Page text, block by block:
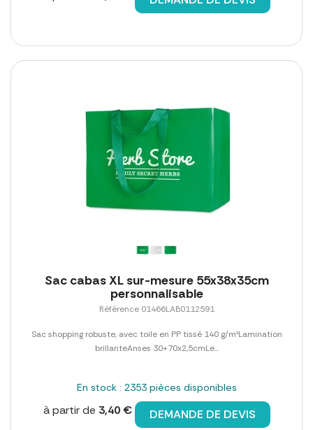
Sac cabas XL sur-mesure 55x38x35cm
personnalisable
Référence 01466LAB0112591
Sac shopping robuste, avec toile en PP tissé 140 g/m²Lamination
brillanteAnses 30+70x2,5cmLe...
En stock : 2353 pièces disponibles
à partir de 3,40 € DEMANDE DE DEVIS